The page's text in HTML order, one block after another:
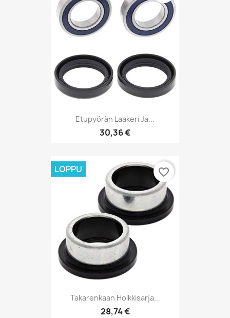
Etupyörän Laakeri Ja...
30,36 €
Takarenkaan Holkkisarja...
28,74 €
LOPPU favorite_border